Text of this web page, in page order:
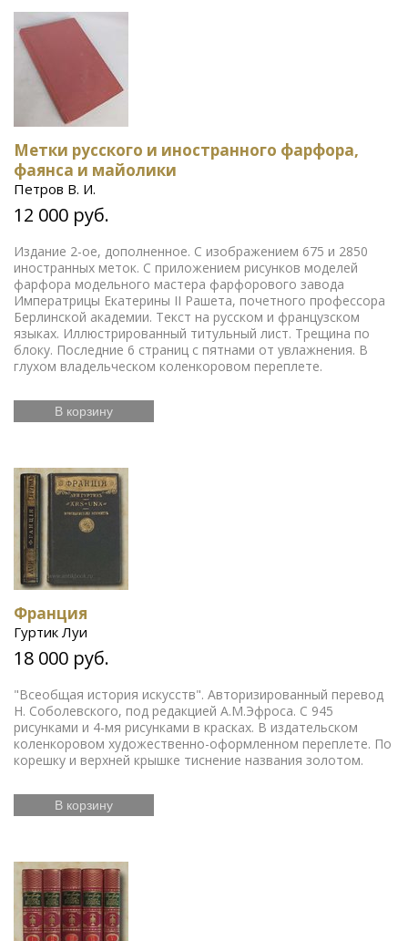
Метки русского и иностранного фарфора,
фаянса и майолики
Петров В. И.
12 000 руб.
Издание 2-ое, дополненное. С изображением 675 и 2850
иностранных меток. С приложением рисунков моделей
фарфора модельного мастера фарфорового завода
Императрицы Екатерины II Рашета, почетного профессора
Берлинской академии. Текст на русском и французском
языках. Иллюстрированный титульный лист. Трещина по
блоку. Последние 6 страниц с пятнами от увлажнения. В
глухом владельческом коленкоровом переплете.
В корзину
Франция
Гуртик Луи
18 000 руб.
"Всеобщая история искусств". Авторизированный перевод
Н. Соболевского, под редакцией А.М.Эфроса. С 945
рисунками и 4-мя рисунками в красках. В издательском
коленкоровом художественно-оформленном переплете. По
корешку и верхней крышке тиснение названия золотом.
В корзину